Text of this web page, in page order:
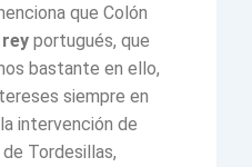
que Colón
portugués, que
bastante en ello,
siempre en
intervención de
Tordesillas,